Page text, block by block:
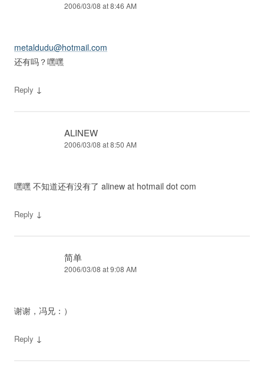
2006/03/08 at 8:46 AM
metaldudu@hotmail.com
还有吗？嘿嘿
Reply ↓
ALINEW
2006/03/08 at 8:50 AM
嘿嘿 不知道还有没有了 alinew at hotmail dot com
Reply ↓
简单
2006/03/08 at 9:08 AM
谢谢，冯兄：）
Reply ↓